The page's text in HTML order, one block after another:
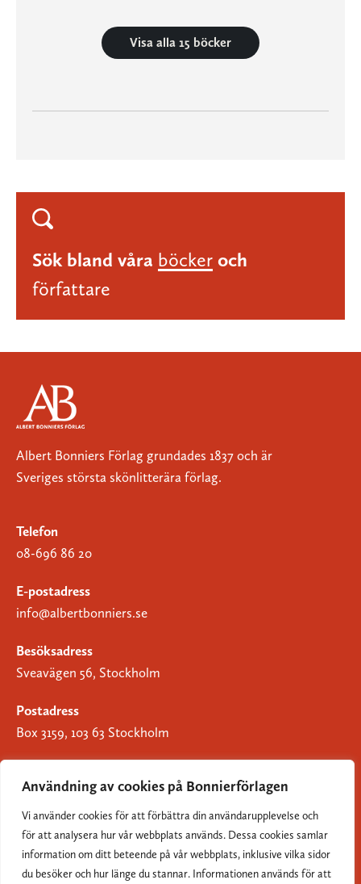
Användning av cookies på Bonnierförlagen
Vi använder cookies för att förbättra din användarupplevelse och
för att analysera hur vår webbplats används. Dessa cookies samlar
information om ditt beteende på vår webbplats, inklusive vilka sidor
du besöker och hur länge du stannar. Informationen används för att
Visa alla 15 böcker
Sök bland våra böcker och
författare
Albert Bonniers Förlag grundades 1837 och är
Sveriges största skönlitterära förlag.
Telefon
08-696 86 20
E-postadress
info@albertbonniers.se
Besöksadress
Sveavägen 56, Stockholm
Postadress
Box 3159, 103 63 Stockholm
Om Bonnierförlagen
Cookies
Integritetspolicy